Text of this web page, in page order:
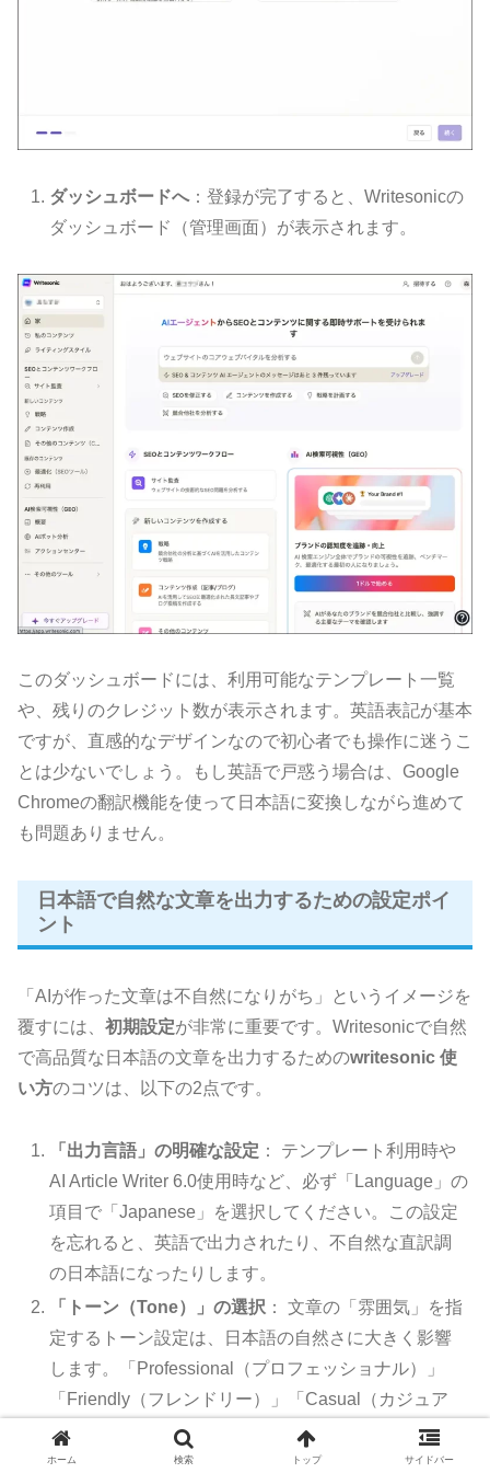
ダッシュボードへ：登録が完了すると、Writesonicの
ダッシュボード（管理画面）が表示されます。
このダッシュボードには、利用可能なテンプレート一覧
や、残りのクレジット数が表示されます。英語表記が基本
ですが、直感的なデザインなので初心者でも操作に迷うこ
とは少ないでしょう。もし英語で戸惑う場合は、Google
Chromeの翻訳機能を使って日本語に変換しながら進めて
も問題ありません。
日本語で自然な文章を出力するための設定ポイ
ント
「AIが作った文章は不自然になりがち」というイメージを
覆すには、 初期設定が非常に重要です。Writesonicで自然
で高品質な日本語の文章を出力するためのwritesonic 使
い方のコツは、以下の2点です。
「出力言語」の明確な設定 ： テンプレート利用時や
AI Article Writer 6.0使用時など、必ず「Language」の
項目で「Japanese」を選択してください。この設定
を忘れると、英語で出力されたり、不自然な直訳調
の日本語になったりします。
「トーン（Tone）」の選択 ： 文章の「雰囲気」を指
定するトーン設定は、日本語の自然さに大きく影響
します。「Professional（プロフェッショナル）」
「Friendly（フレンドリー）」「Casual（カジュア
ル）」などから、記事やコンテンツの目的に合わせ
て選びましょう。例えば、ブログ記事なら
ホーム 検索 トップ サイドバー